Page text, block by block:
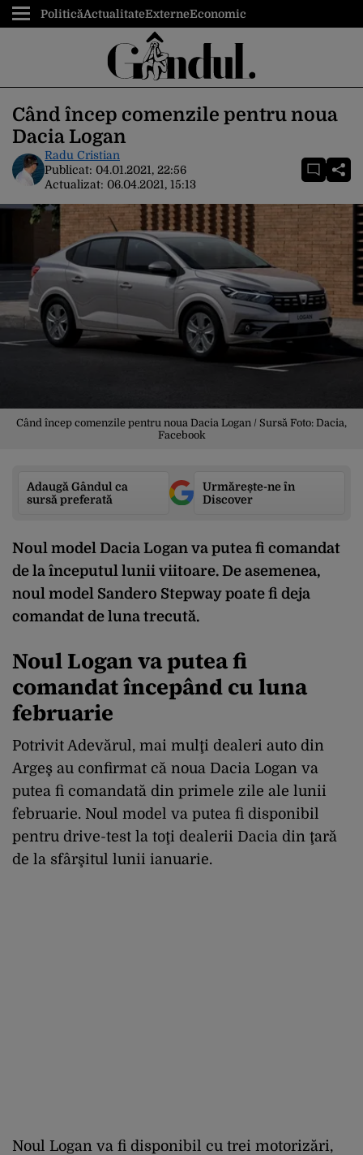
PoliticăActualitateExterneEconomic
Când încep comenzile pentru noua
Dacia Logan
Radu Cristian
Publicat: 04.01.2021, 22:56
Actualizat: 06.04.2021, 15:13
Când încep comenzile pentru noua Dacia Logan / Sursă Foto: Dacia,
Facebook
Adaugă Gândul ca
sursă preferată
Urmărește-ne în
Discover
Noul model Dacia Logan va putea fi comandat
de la începutul lunii viitoare. De asemenea,
noul model Sandero Stepway poate fi deja
comandat de luna trecută.
Noul Logan va putea fi
comandat începând cu luna
februarie
Potrivit Adevărul , mai mulţi dealeri auto din
Argeş au confirmat că noua Dacia Logan va
putea fi comandată din primele zile ale lunii
februarie. Noul model va putea fi disponibil
pentru drive-test la toţi dealerii Dacia din ţară
de la sfârşitul lunii ianuarie.
Noul Logan va fi disponibil cu trei motorizări,